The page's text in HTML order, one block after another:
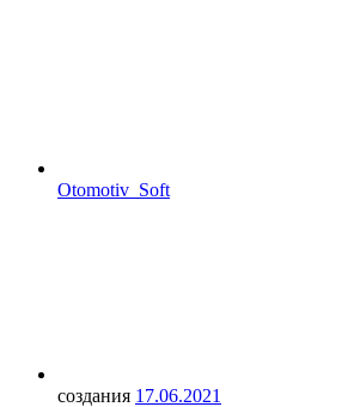
Otomotiv_Soft
создания 17.06.2021